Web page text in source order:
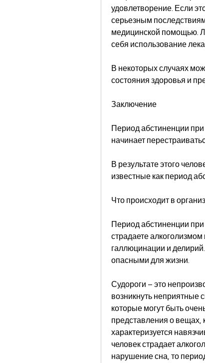
удовлетворение. Если
серьезным
медицинской помощью.
себя использование
В некоторых случаях
состояния здоровья и
Заключение
Период абстиненции
начинает
В результате этого
известные как период
Что происходит в
Период абстиненции
страдаете алкоголизмом
галлюцинации и
опасными для жизни.
Судороги – это
возникнуть неприятные
которые могут быть
представления о вещах,
характеризуется
человек страдает
нарушение сна, то